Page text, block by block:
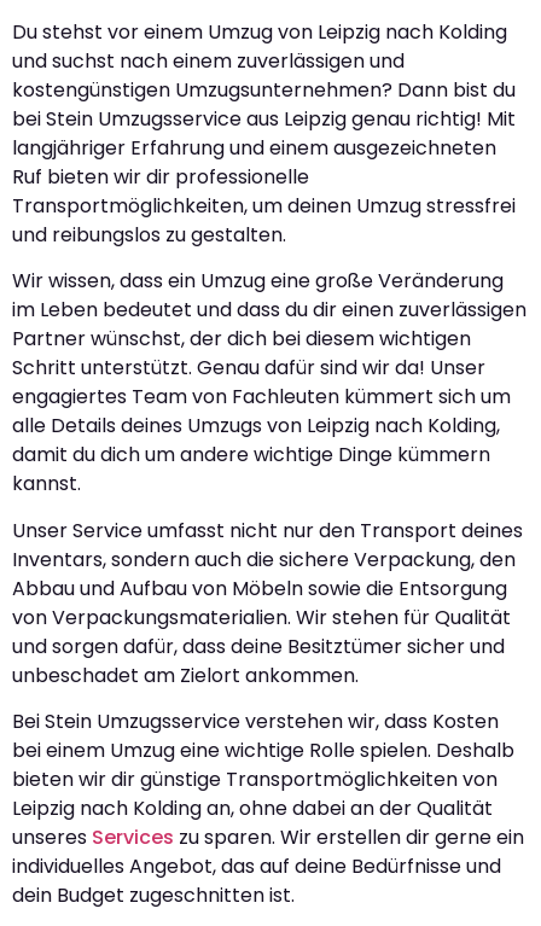
Du stehst vor einem Umzug von Leipzig nach Kolding
und suchst nach einem zuverlässigen und
kostengünstigen Umzugsunternehmen? Dann bist du
bei Stein Umzugsservice aus Leipzig genau richtig! Mit
langjähriger Erfahrung und einem ausgezeichneten
Ruf bieten wir dir professionelle
Transportmöglichkeiten, um deinen Umzug stressfrei
und reibungslos zu gestalten.
Wir wissen, dass ein Umzug eine große Veränderung
im Leben bedeutet und dass du dir einen zuverlässigen
Partner wünschst, der dich bei diesem wichtigen
Schritt unterstützt. Genau dafür sind wir da! Unser
engagiertes Team von Fachleuten kümmert sich um
alle Details deines Umzugs von Leipzig nach Kolding,
damit du dich um andere wichtige Dinge kümmern
kannst.
Unser Service umfasst nicht nur den Transport deines
Inventars, sondern auch die sichere Verpackung, den
Abbau und Aufbau von Möbeln sowie die Entsorgung
von Verpackungsmaterialien. Wir stehen für Qualität
und sorgen dafür, dass deine Besitztümer sicher und
unbeschadet am Zielort ankommen.
Bei Stein Umzugsservice verstehen wir, dass Kosten
bei einem Umzug eine wichtige Rolle spielen. Deshalb
bieten wir dir günstige Transportmöglichkeiten von
Leipzig nach Kolding an, ohne dabei an der Qualität
unseres Services zu sparen. Wir erstellen dir gerne ein
individuelles Angebot, das auf deine Bedürfnisse und
dein Budget zugeschnitten ist.